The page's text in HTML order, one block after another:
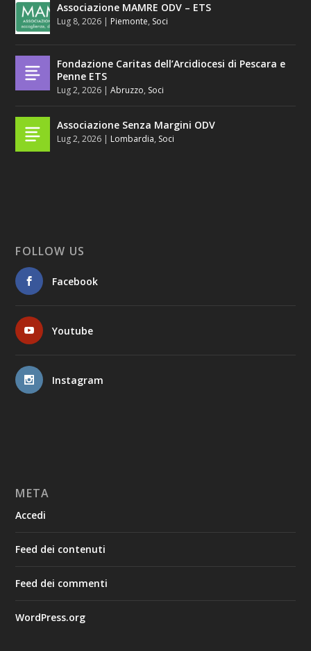
Associazione MAMRE ODV – ETS
Lug 8, 2026 | Piemonte, Soci
Fondazione Caritas dell’Arcidiocesi di Pescara e
Penne ETS
Lug 2, 2026 |Abruzzo, Soci
Associazione Senza Margini ODV
Lug 2, 2026 | Lombardia, Soci
FOLLOW US
Facebook
Youtube
Instagram
META
Accedi
Feed dei contenuti
Feed dei commenti
WordPress.org